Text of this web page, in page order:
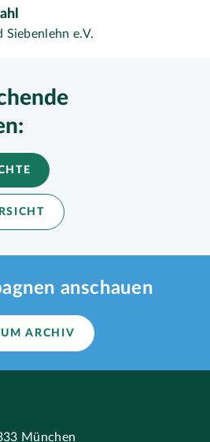
Siebenlehn e.V.
anschauen
ARCHIV
München